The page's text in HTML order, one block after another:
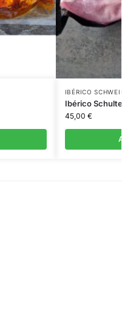
IBÉRICO
Ibérico
45,00 €